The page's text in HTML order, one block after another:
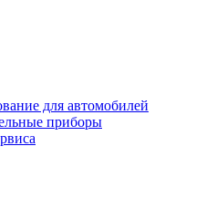
для автомобилей
приборы